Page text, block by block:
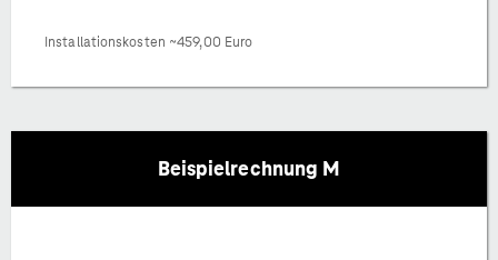
Installationskosten ~459,00 Euro
Beispielrechnung M